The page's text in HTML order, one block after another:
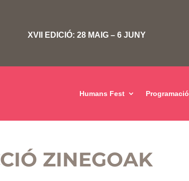
XVII EDICIÓ: 28 MAIG – 6 JUNY
Humans Fest Programació
ZINEGOAK